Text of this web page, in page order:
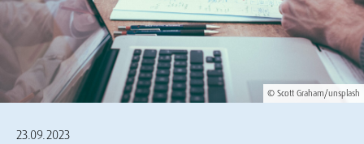
© Scott Graham/unsplash
23.09.2023